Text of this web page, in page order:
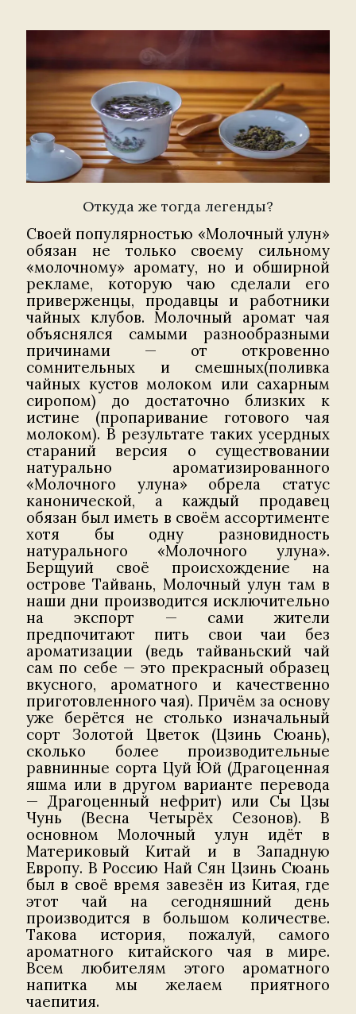
Откуда же тогда легенды?
Своей популярностью «Молочный улун»
обязан не только своему сильному
«молочному» аромату, но и обширной
рекламе, которую чаю сделали его
приверженцы, продавцы и работники
чайных клубов. Молочный аромат чая
объяснялся самыми разнообразными
причинами — от откровенно
сомнительных и смешных(поливка
чайных кустов молоком или сахарным
сиропом) до достаточно близких к
истине (пропаривание готового чая
молоком). В результате таких усердных
стараний версия о существовании
натурально ароматизированного
«Молочного улуна» обрела статус
канонической, а каждый продавец
обязан был иметь в своём ассортименте
хотя бы одну разновидность
натурального «Молочного улуна».
Берщуий своё происхождение на
острове Тайвань, Молочный улун там в
наши дни производится исключительно
на экспорт — сами жители
предпочитают пить свои чаи без
ароматизации (ведь тайваньский чай
сам по себе — это прекрасный образец
вкусного, ароматного и качественно
приготовленного чая). Причём за основу
уже берётся не столько изначальный
сорт Золотой Цветок (Цзинь Сюань),
сколько более производительные
равнинные сорта Цуй Юй (Драгоценная
яшма или в другом варианте перевода
— Драгоценный нефрит) или Сы Цзы
Чунь (Весна Четырёх Сезонов). В
основном Молочный улун идёт в
Материковый Китай и в Западную
Европу. В Россию Най Сян Цзинь Сюань
был в своё время завезён из Китая, где
этот чай на сегодняшний день
производится в большом количестве.
Такова история, пожалуй, самого
ароматного китайского чая в мире.
Всем любителям этого ароматного
напитка мы желаем приятного
чаепития.